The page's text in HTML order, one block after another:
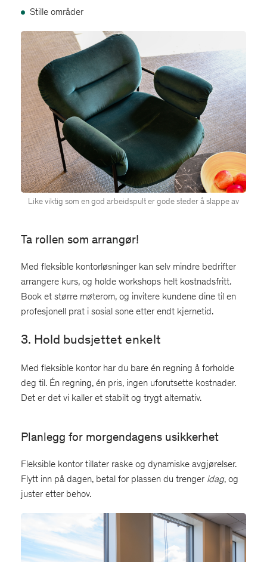
Stille områder
Like viktig som en god arbeidspult er gode steder å slappe av
Ta rollen som arrangør!
Med fleksible kontorløsninger kan selv mindre bedrifter
arrangere kurs, og holde workshops helt kostnadsfritt.
Book et større møterom, og invitere kundene dine til en
profesjonell prat i sosial sone etter endt kjernetid.
3. Hold budsjettet enkelt
Med fleksible kontor har du bare én regning å forholde
deg til. Én regning, én pris, ingen uforutsette kostnader.
Det er det vi kaller et stabilt og trygt alternativ.
Planlegg for morgendagens usikkerhet
Fleksible kontor tillater raske og dynamiske avgjørelser.
Flytt inn på dagen, betal for plassen du trenger idag, og
juster etter behov.